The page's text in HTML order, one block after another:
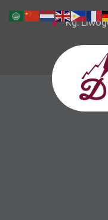
Kg.